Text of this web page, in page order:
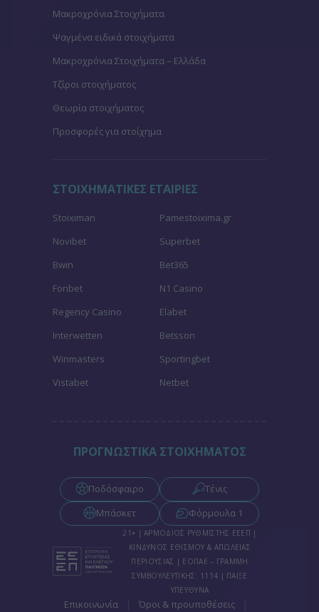
Μακροχρόνια Στοιχήματα
Ψαγμένα ειδικά στοιχήματα
Μακροχρόνια Στοιχήματα – Ελλάδα
Τζίροι στοιχήματος
Θεωρία στοιχήματος
Προσφορές για στοίχημα
ΣΤΟΙΧΗΜΑΤΙΚΕΣ ΕΤΑΙΡΙΕΣ
Stoiximan
Pamestoixima.gr
Novibet
Superbet
Bwin
Bet365
Fonbet
N1 Casino
Regency Casino
Elabet
Interwetten
Betsson
Winmasters
Sportingbet
Vistabet
Netbet
ΠΡΟΓΝΩΣΤΙΚΑ ΣΤΟΙΧΗΜΑΤΟΣ
Ποδόσφαιρο
Τένις
Μπάσκετ
Φόρμουλα 1
21+ | ΑΡΜΟΔΙΟΣ ΡΥΘΜΙΣΤΗΣ ΕΕΕΠ |
ΚΙΝΔΥΝΟΣ ΕΘΙΣΜΟΥ & ΑΠΩΛΕΙΑΣ
ΠΕΡΙΟΥΣΙΑΣ | ΕΟΠΑΕ – ΓΡΑΜΜΗ
ΣΥΜΒΟΥΛΕΥΤΙΚΗΣ: 1114 | ΠΑΙΞΕ
ΥΠΕΥΘΥΝΑ
Επικοινωνία Όροι & προυποθέσεις